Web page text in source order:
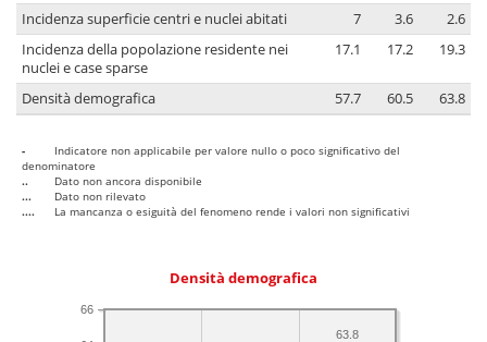
Incidenza superficie centri e nuclei abitati 7 3.6
2.6
Incidenza della popolazione residente nei
nuclei e case sparse
17.1 17.2 19.3
Densità demografica 57.7 60.5 63.8
-
Indicatore non applicabile per valore nullo o poco significativo del
denominatore
..
Dato non ancora disponibile
...
Dato non rilevato
....
La mancanza o esiguità del fenomeno rende i valori non significativi
Densità demografica
66
63.8